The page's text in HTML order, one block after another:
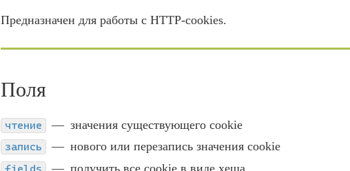
Предназначен для работы с HTTP-cookies.
Поля
чтение значения существующего cookie
запись нового или перезапись значения cookie